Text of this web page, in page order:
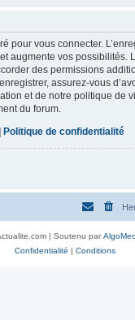
pour vous connecter.
augmente vos possibilités.
des permissions
assurez-vous
et de notre politique de
du forum.
| Politique de confidentialité
| Soutenu par
Confidentialité | Conditions